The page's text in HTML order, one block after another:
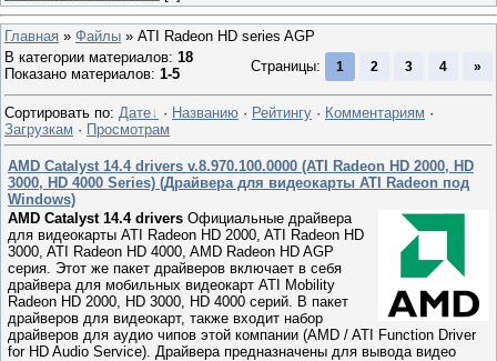
Главная » Файлы » ATI Radeon HD series AGP
В категории материалов: 18
Показано материалов: 1-5 Страницы: 1 2 3 4 »
Сортировать по: Дате · Названию · Рейтингу · Комментариям ·
Загрузкам · Просмотрам
AMD Catalyst 14.4 drivers v.8.970.100.0000 (ATI Radeon HD 2000, HD
3000, HD 4000 Series) (Драйвера для видеокарты ATI Radeon под
Windows)
AMD Catalyst 14.4 drivers Официальные драйвера
для видеокарты ATI Radeon HD 2000, ATI Radeon HD
3000, ATI Radeon HD 4000, AMD Radeon HD AGP
серия. Этот же пакет драйверов включает в себя
драйвера для мобильных видеокарт ATI Mobility
Radeon HD 2000, HD 3000, HD 4000 серий. В пакет
драйверов для видеокарт, также входит набор
драйверов для аудио чипов этой компании (AMD / ATI Function Driver
for HD Audio Service). Драйвера предназначены для вывода видео